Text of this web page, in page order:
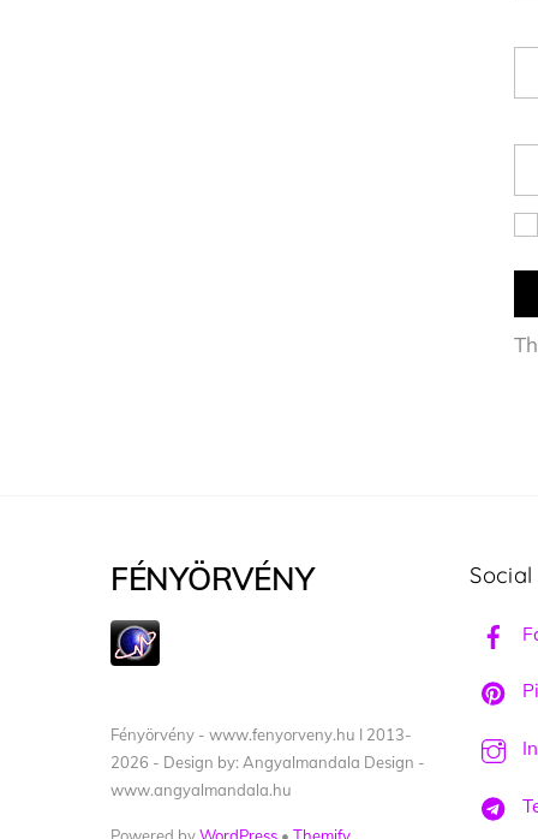
FÉNYÖRVÉNY
Fényörvény - www.fenyorveny.hu I 2013-
2026 - Design by: Angyalmandala Design -
www.angyalmandala.hu
Social